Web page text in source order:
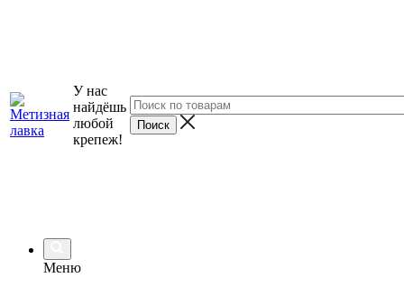
У нас
найдёшь
любой
крепеж!
Меню